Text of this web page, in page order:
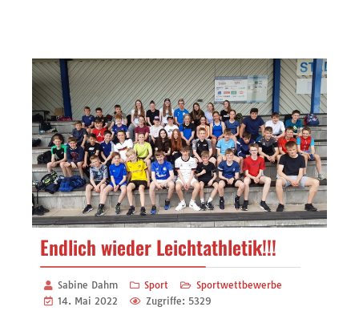
Endlich wieder Leichtathletik!!!
Sabine Dahm Sport
Sportwettbewerbe
14. Mai 2022
Zugriffe: 5329